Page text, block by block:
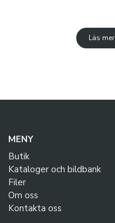
Läs mer
MENY
Butik
Kataloger och bildbank
Filer
Om oss
Kontakta oss